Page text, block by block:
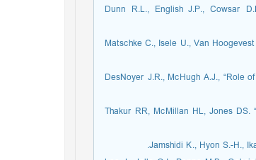
6. Dunn R.L., English J.P.,
7. Matschke C., Isele U., Van
8. DesNoyer J.R., McHugh A.J.,
9. Thakur RR, McMillan HL, Jones